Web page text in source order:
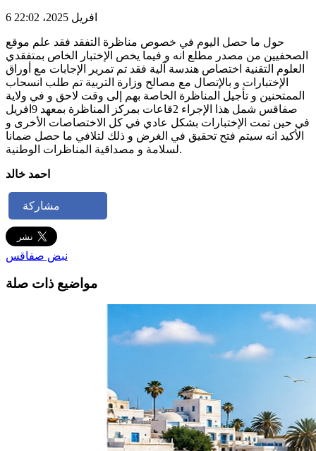
6 افريل 2025، 22:02
حول ما حصل اليوم في خصوص مناظرة التفقد فقد علم موقع
الصحفيين من مصدر مطلع انه و فيما يخص الإختبار الخاص بمتفقدي
العلوم التقنية اختصاص هندسة آلية فقد تم تمرير الإجابات مع أوراق
الإختبارات و بالإتصال مع مصالح وزارة التربية تم طلب انسحاب
الممتحنين و تأجيل المناظرة الخاصة بهم إلى وقت لاحق و في ولاية
صفاقس شمل هذا الإجراء 2قاعات بمركز المناظرة بمعهد 9افريل
في حين تمت الإختبارات بشكل عادي في كل الاختصاصات الأخرى و
الأكيد انه سيتم فتح تحقيق في الغرض و ذلك لتلافي ما حصل ضمانا
لسلامة و مصداقية المناظرات الوطنية.
احمد خالد
مشاركة
نبض صفاقس
مواضيع ذات صلة